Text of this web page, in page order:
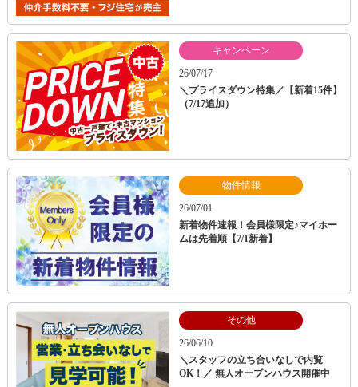
キャンペーン
26/07/17
＼プライスダウン特集／【新着15件】
（7/17追加）
物件情報
26/07/01
新着物件速報！会員様限定♪マイホー
ムは先着順【7/1新着】
その他
26/06/10
＼スタッフの立ち合いなしで内覧
OK！／ 無人オープンハウス開催中